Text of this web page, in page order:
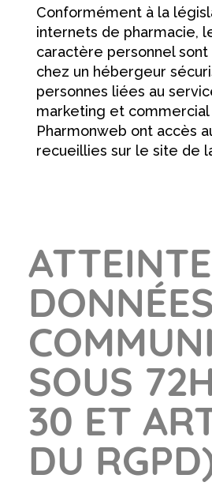
Conformément à la
internets de pharmacie,
caractère personnel
chez un hébergeur
personnes liées au
marketing et commercial
Pharmonweb ont accès
recueillies sur le site de
SOUS
30 ET
DU